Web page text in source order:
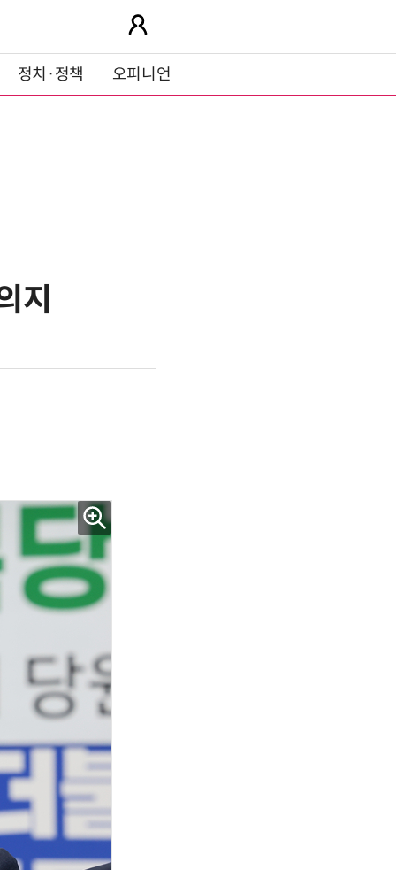
정치·정책 오피니언
지